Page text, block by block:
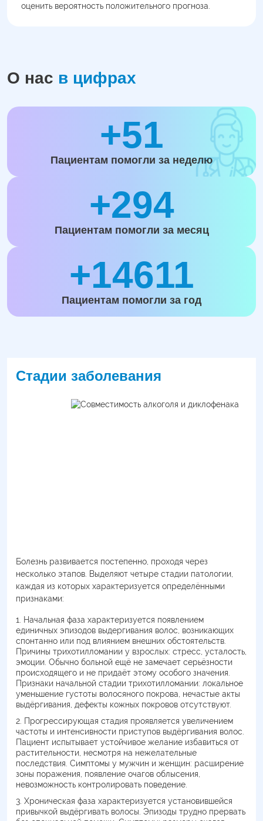
оценить вероятность положительного прогноза.
О нас в цифрах
+51
Пациентам помогли за неделю
+294
Пациентам помогли за месяц
+14611
Пациентам помогли за год
Стадии заболевания
Болезнь развивается постепенно, проходя через
несколько этапов. Выделяют четыре стадии патологии,
каждая из которых характеризуется определёнными
признаками:
Начальная фаза характеризуется появлением
единичных эпизодов выдергивания волос, возникающих
спонтанно или под влиянием внешних обстоятельств.
Причины трихотилломании у взрослых: стресс, усталость,
эмоции. Обычно больной ещё не замечает серьёзности
происходящего и не придаёт этому особого значения.
Признаки начальной стадии трихотилломании: локальное
уменьшение густоты волосяного покрова, нечастые акты
выдёргивания, дефекты кожных покровов отсутствуют.
Прогрессирующая стадия проявляется увеличением
частоты и интенсивности приступов выдёргивания волос.
Пациент испытывает устойчивое желание избавиться от
растительности, несмотря на нежелательные
последствия. Симптомы у мужчин и женщин: расширение
зоны поражения, появление очагов облысения,
невозможность контролировать поведение.
Хроническая фаза характеризуется установившейся
привычкой выдёргивать волосы. Эпизоды трудно прервать